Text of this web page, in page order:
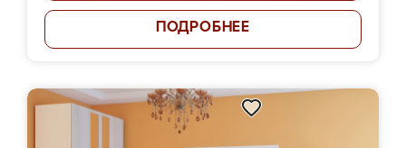
ПОДРОБНЕЕ